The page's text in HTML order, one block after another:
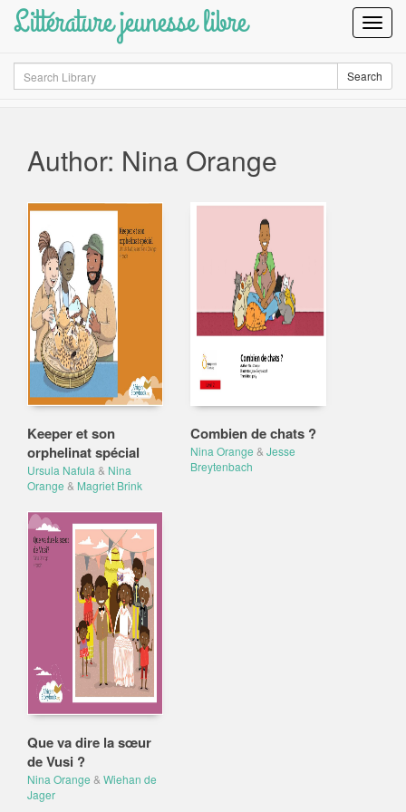
Littérature jeunesse libre
Search Search
Author: Nina Orange
Keeper et son
orphelinat spécial
Ursula Nafula & Nina
Orange & Magriet Brink
Combien de chats ?
Nina Orange & Jesse
Breytenbach
Que va dire la sœur
de Vusi ?
Nina Orange & Wiehan de
Jager